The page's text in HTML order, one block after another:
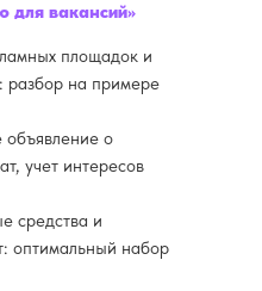
для вакансий»
площадок и
разбор на примере
объявление о
учет интересов
средства и
оптимальный набор